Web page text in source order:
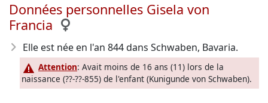
Données personnelles Gisela von
Francia
Elle est née en l'an 844dans Schwaben, Bavaria.
Attention: Avait moins de 16 ans (11) lors de la
naissance (??-??-855) de l'enfant (Kunigunde von Schwaben).